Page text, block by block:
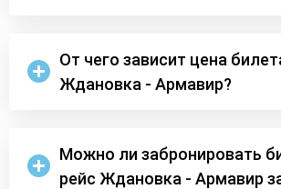
От чего зависит цена
Ждановка - Армавир?
Можно ли забронировать
рейс Ждановка - Армавир